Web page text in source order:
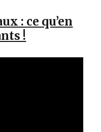
: ce qu’en
!